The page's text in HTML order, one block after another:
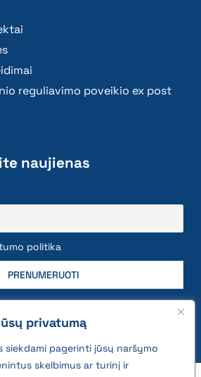
privatumą
siekdami pagerinti jūsų naršymo
skelbimus ar turinį ir
reguliavimo poveikio ex post
naujienas
politika
| VĮ Žemės ūkio duomenų